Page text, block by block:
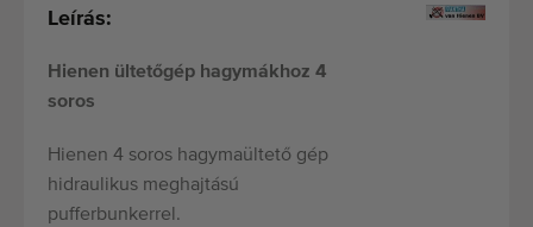
Leírás:
Hienen ültetőgép hagymákhoz 4
soros
Hienen 4 soros hagymaültető gép
hidraulikus meghajtású
pufferbunkerrel.